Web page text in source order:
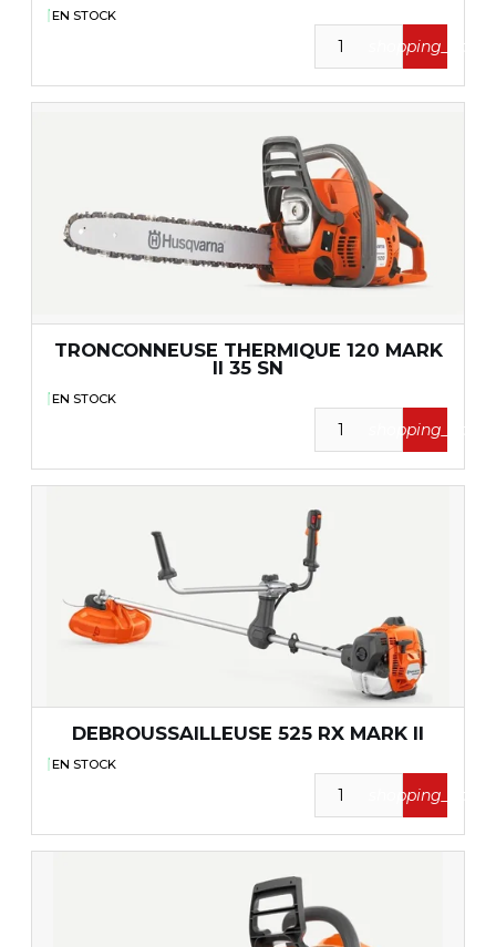
EN STOCK
shopping_cart
TRONCONNEUSE THERMIQUE 120 MARK
II 35 SN
EN STOCK
shopping_cart
DEBROUSSAILLEUSE 525 RX MARK II
EN STOCK
shopping_cart